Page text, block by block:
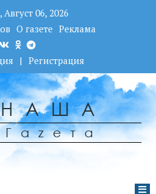
Август 06, 2026
О газете Реклама
| Регистрация
НАША
Гаzета